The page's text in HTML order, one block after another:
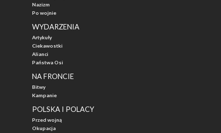
Nazizm
Po wojnie
WYDARZENIA
Artykuły
Ciekawostki
Alianci
Państwa Osi
NA FRONCIE
Bitwy
Kampanie
POLSKA I POLACY
Przed wojną
Okupacja